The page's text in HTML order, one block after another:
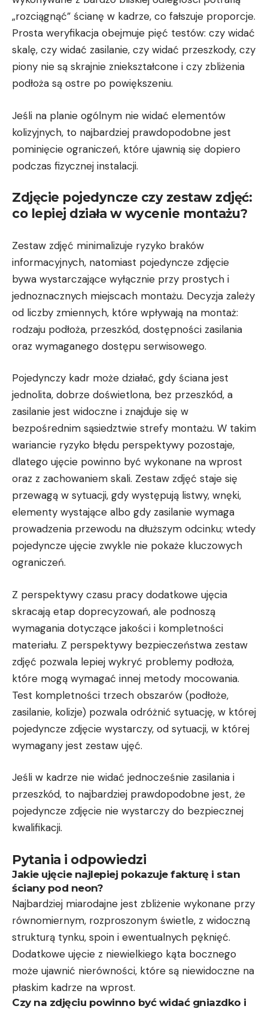
„rozciągnąć” ścianę w kadrze, co fałszuje proporcje.
Prosta weryfikacja obejmuje pięć testów: czy widać
skalę, czy widać zasilanie, czy widać przeszkody, czy
piony nie są skrajnie zniekształcone i czy zbliżenia
podłoża są ostre po powiększeniu.
Jeśli na planie ogólnym nie widać elementów
kolizyjnych, to najbardziej prawdopodobne jest
pominięcie ograniczeń, które ujawnią się dopiero
podczas fizycznej instalacji.
Zdjęcie pojedyncze czy zestaw zdjęć:
co lepiej działa w wycenie montażu?
Zestaw zdjęć minimalizuje ryzyko braków
informacyjnych, natomiast pojedyncze zdjęcie
bywa wystarczające wyłącznie przy prostych i
jednoznacznych miejscach montażu. Decyzja zależy
od liczby zmiennych, które wpływają na montaż:
rodzaju podłoża, przeszkód, dostępności zasilania
oraz wymaganego dostępu serwisowego.
Pojedynczy kadr może działać, gdy ściana jest
jednolita, dobrze doświetlona, bez przeszkód, a
zasilanie jest widoczne i znajduje się w
bezpośrednim sąsiedztwie strefy montażu. W takim
wariancie ryzyko błędu perspektywy pozostaje,
dlatego ujęcie powinno być wykonane na wprost
oraz z zachowaniem skali. Zestaw zdjęć staje się
przewagą w sytuacji, gdy występują listwy, wnęki,
elementy wystające albo gdy zasilanie wymaga
prowadzenia przewodu na dłuższym odcinku; wtedy
pojedyncze ujęcie zwykle nie pokaże kluczowych
ograniczeń.
Z perspektywy czasu pracy dodatkowe ujęcia
skracają etap doprecyzowań, ale podnoszą
wymagania dotyczące jakości i kompletności
materiału. Z perspektywy bezpieczeństwa zestaw
zdjęć pozwala lepiej wykryć problemy podłoża,
które mogą wymagać innej metody mocowania.
Test kompletności trzech obszarów (podłoże,
zasilanie, kolizje) pozwala odróżnić sytuację, w której
pojedyncze zdjęcie wystarczy, od sytuacji, w której
wymagany jest zestaw ujęć.
Jeśli w kadrze nie widać jednocześnie zasilania i
przeszkód, to najbardziej prawdopodobne jest, że
pojedyncze zdjęcie nie wystarczy do bezpiecznej
kwalifikacji.
Pytania i odpowiedzi
Jakie ujęcie najlepiej pokazuje fakturę i stan
ściany pod neon?
Najbardziej miarodajne jest zbliżenie wykonane przy
równomiernym, rozproszonym świetle, z widoczną
strukturą tynku, spoin i ewentualnych pęknięć.
Dodatkowe ujęcie z niewielkiego kąta bocznego
może ujawnić nierówności, które są niewidoczne na
płaskim kadrze na wprost.
Czy na zdjęciu powinno być widać gniazdko i